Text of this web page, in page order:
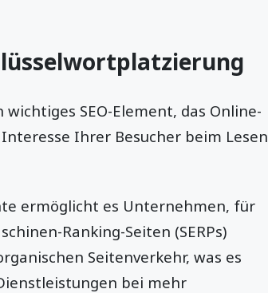
SEO-Element, das Online-
Ihrer Besucher beim Lesen
ermöglicht es Unternehmen, für
Ranking-Seiten (SERPs)
Seitenverkehr, was es
bei mehr